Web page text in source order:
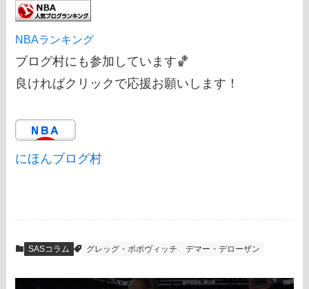
NBAランキング
ブログ村にも参加しています🏀
良ければクリックで応援お願いします！
にほんブログ村
SASコラム グレッグ・ポポヴィッチ デマー・デローザン